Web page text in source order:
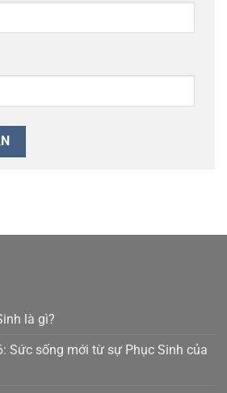
là gì?
Sức sống mới từ sự Phục Sinh của